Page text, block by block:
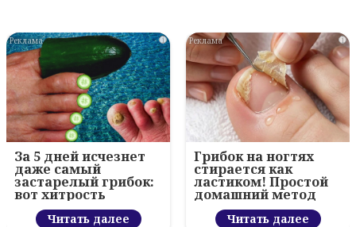
i
За 5 дней исчезнет
даже самый
застарелый грибок:
вот хитрость
Читать далее
i
Грибок на ногтях
стирается как
ластиком! Простой
домашний метод
Читать далее